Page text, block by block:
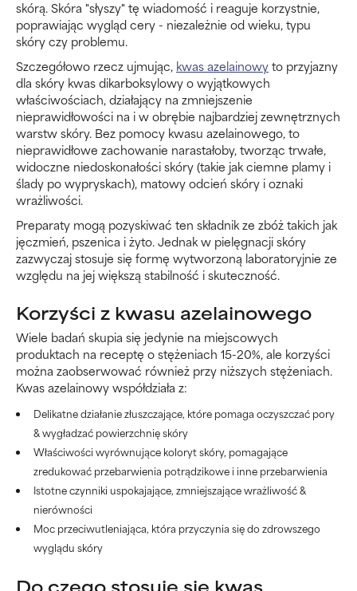
skórą. Skóra "słyszy" tę wiadomość i reaguje korzystnie,
poprawiając wygląd cery - niezależnie od wieku, typu
skóry czy problemu.
Szczegółowo rzecz ujmując, kwas azelainowyto przyjazny
dla skóry kwas dikarboksylowy o wyjątkowych
właściwościach, działający na zmniejszenie
nieprawidłowości na i w obrębie najbardziej zewnętrznych
warstw skóry. Bez pomocy kwasu azelainowego, to
nieprawidłowe zachowanie narastałoby, tworząc trwałe,
widoczne niedoskonałości skóry (takie jak ciemne plamy i
ślady po wypryskach), matowy odcień skóry i oznaki
wrażliwości.
Preparaty mogą pozyskiwać ten składnik ze zbóż takich jak
jęczmień, pszenica i żyto. Jednak w pielęgnacji skóry
zazwyczaj stosuje się formę wytworzoną laboratoryjnie ze
względu na jej większą stabilność i skuteczność.
Korzyści z kwasu azelainowego
Wiele badań skupia się jedynie na miejscowych
produktach na receptę o stężeniach 15-20%, ale korzyści
można zaobserwować również przy niższych stężeniach.
Kwas azelainowy współdziała z:
Delikatne działanie złuszczające, które pomaga oczyszczać pory
& wygładzać powierzchnię skóry
Właściwości wyrównujące koloryt skóry, pomagające
zredukować przebarwienia potrądzikowe i inne przebarwienia
Istotne czynniki uspokajające, zmniejszające wrażliwość &
nierówności
Moc przeciwutleniająca, która przyczynia się do zdrowszego
wyglądu skóry